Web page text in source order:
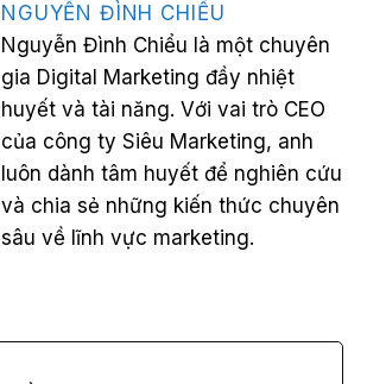
NGUYỄN ĐÌNH CHIỂU
Nguyễn Đình Chiểu là một chuyên
gia Digital Marketing đầy nhiệt
huyết và tài năng. Với vai trò CEO
của công ty Siêu Marketing, anh
luôn dành tâm huyết để nghiên cứu
và chia sẻ những kiến thức chuyên
sâu về lĩnh vực marketing.